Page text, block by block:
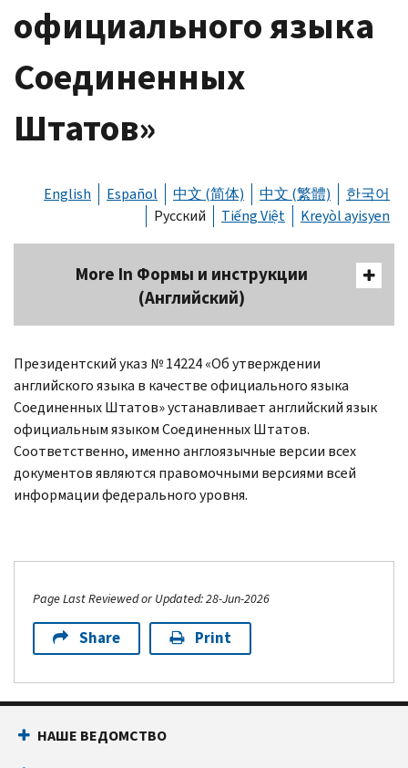
официального языка
Соединенных
Штатов»
English Español 中文 (简体) 中文 (繁體)
한국어
Русский
Tiếng Việt Kreyòl ayisyen
More In Формы и инструкции
(Английский)
Президентский указ № 14224 «Об утверждении
английского языка в качестве официального языка
Соединенных Штатов» устанавливает английский язык
официальным языком Соединенных Штатов.
Соответственно, именно англоязычные версии всех
документов являются правомочными версиями всей
информации федерального уровня.
Page Last Reviewed or Updated: 28-Jun-2026
Share Print
НАШЕ ВЕДОМСТВО